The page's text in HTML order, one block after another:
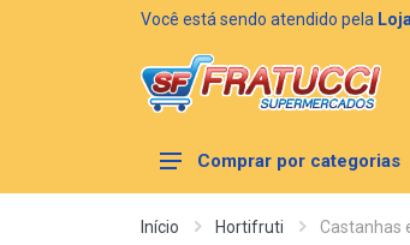
Você está sendo atendido pela
Comprar por categorias
Início Hortifruti Castanhas